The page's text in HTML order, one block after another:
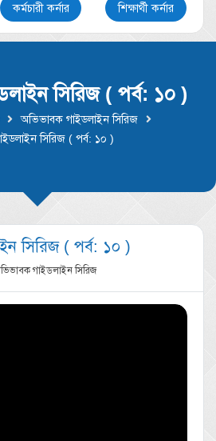
কর্মচারী কর্নার শিক্ষার্থী কর্নার
সিরিজ ( পর্ব: ১০ )
অভিভাবক গাইডলাইন সিরিজ
সিরিজ ( পর্ব: ১০ )
সিরিজ ( পর্ব: ১০ )
গাইডলাইন সিরিজ